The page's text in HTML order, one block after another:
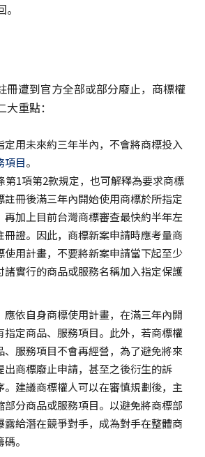
冊遭到官方全部或部分廢止，商標權
重點：
定用未來約三年半內，不會將商標投入
項目。
第1項第2款規定，也可解釋為要求商標
註冊後滿三年內開始使用商標於所指定
再加上目前台灣商標審查最快約半年左
冊證。因此，商標新案申請時應考量商
使用計畫，不要將新案申請當下起至少
諸實行的商品或服務名稱加入指定保護
應依自身商標使用計畫，在滿三年內開
指定商品、服務項目。此外，若商標權
、服務項目不會再經營，為了避免將來
出商標廢止申請，甚至之後衍生的訴
。建議商標權人可以在審慎規劃後，主
部分商品或服務項目。以避免將商標部
露給潛在競爭對手，成為對手在整體商
。